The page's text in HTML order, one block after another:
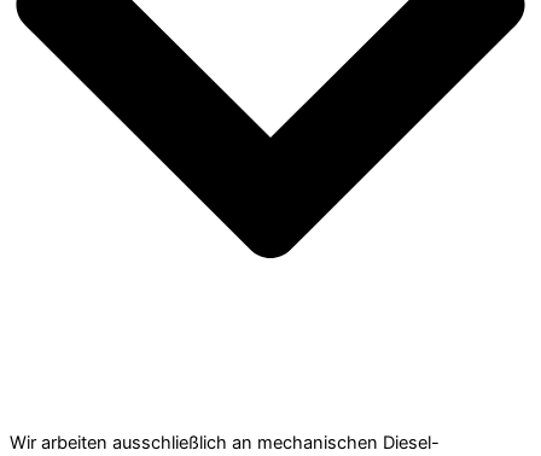
Wir arbeiten ausschließlich an mechanischen Diesel-